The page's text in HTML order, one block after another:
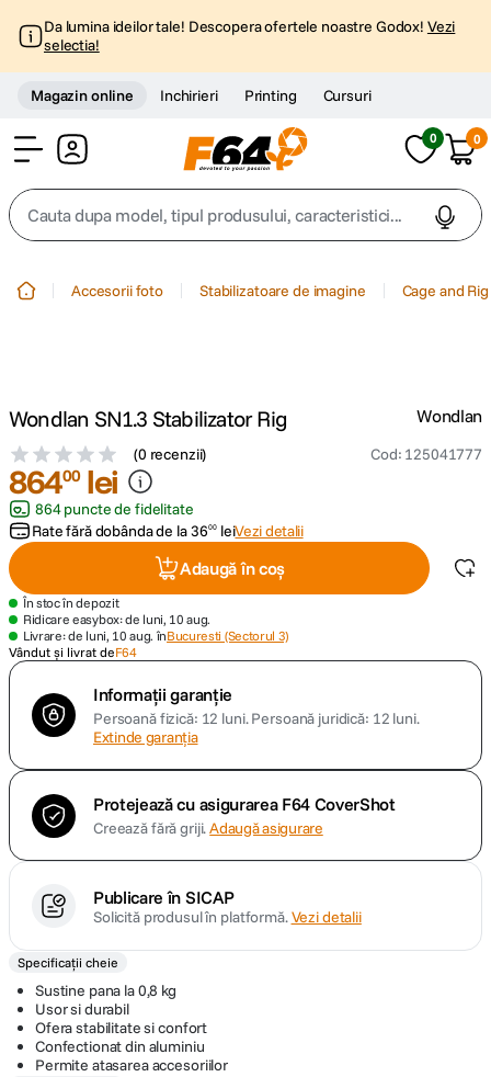
Da lumina ideilor tale! Descopera ofertele noastre Godox! Vezi
selectia!
Magazin online Inchirieri Printing Cursuri
0 0
Cauta dupa model, tipul produsului, caracteristici...
trepied telefon
4 . peak design
5. canon sx740 hs
6. lavaliera
7. sony fx
8. card memorie
dji mic mini
10. dji osmo
Accesorii foto Stabilizatoare de imagine Cage and Rig
Wondlan SN1.3 Stabilizator Rig
(0 recenzii) Cod: 125041777
Wondlan
86400 lei
864 puncte de fidelitate
Rate fără dobânda de la3600 leiVezi detalii
Adaugă în coș
În stoc în depozit
Ridicare easybox: de luni, 10 aug.
Livrare: de luni, 10 aug. înBucuresti (Sectorul 3)
Vândut și livrat deF64
Informații garanție
Persoană fizică: 12 luni.Persoană juridică: 12 luni.
Extinde garanția
Protejează cu asigurarea F64 CoverShot
Creează fără griji.Adaugă asigurare
Publicare în SICAP
Solicită produsul în platformă.Vezi detalii
Specificații cheie
Sustine pana la 0,8 kg
Usor si durabil
Ofera stabilitate si confort
Confectionat din aluminiu
Permite atasarea accesoriilor